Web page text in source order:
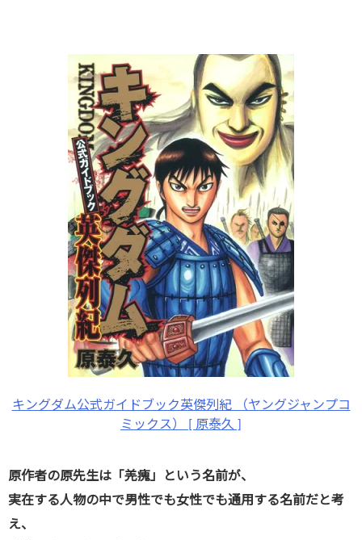
キングダム公式ガイドブック英傑列紀 （ヤングジャンプコ
ミックス） [ 原泰久 ]
原作者の原先生は「羌瘣」という名前が、
実在する人物の中で男性でも女性でも通用する名前だと考
え、